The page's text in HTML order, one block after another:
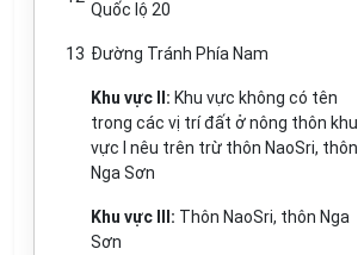
Quốc lộ 20
13 Đường Tránh Phía Nam
Khu vực II: Khu vực không có tên
trong các vị trí đất ở nông thôn khu
vực I nêu trên trừ thôn NaoSri, thôn
Nga Sơn
Khu vực III: Thôn NaoSri, thôn Nga
Sơn